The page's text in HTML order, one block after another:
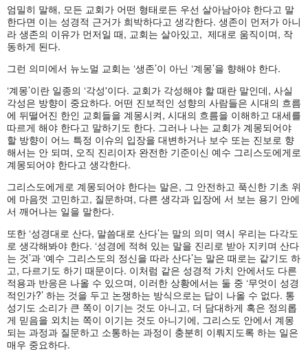
엄밀히 말해, 모든 교회가 어떤 형태로든 우선 살아남아야 한다고 말
한다면 이는 성경적 근거가 희박하다고 생각한다. 생존이 먼저가 아니
라 생존의 이유가 먼저일 때, 교회는 살아있고, 제대로 움직이며, 작
동하게 된다.
그런 의미에서 뉴노멀 교회는 ‘생존’이 아닌 ‘계몽’을 향해야 한다.
‘계몽’이란 일종의 ‘각성'이다. 교회가 각성해야 할 때란 말인데, 사실
각성은 방향이 중요하다. 어떤 진보적인 성향의 사람들은 시대의 흐름
에 뒤떨어진 한인 교회들을 계몽시켜, 시대의 흐름을 이해하고 대세를
따르게 해야 한다고 말하기도 한다. 그러나 나는 교회가 계몽되어야
할 방향이 어느 특정 이슈의 입장을 대변하거나 보수 또는 진보로 향
해서는 안 되며, 오직 진리이자 완전한 기준이신 예수 그리스도에게로
계몽되어야 한다고 생각한다.
그리스도에게로 계몽되어야 한다는 말은, 그 안전하고 푹신한 기초 위
에 마음껏 고민하고, 질문하며, 다른 생각과 입장에 서 보는 용기 안에
서 깨어나는 일을 말한다.
또한 ‘성경대로 산다, 말씀대로 산다’는 말의 의미 역시 우리는 다각도
로 생각해봐야 한다. ‘성경에 적혀 있는 말을 진리로 받아 지키며 산다
는 것’과 ‘예수 그리스도의 정신을 따라 산다’는 말은 때로는 같기도 하
고, 다르기도 하기 때문이다. 이처럼 같은 성경적 가치 안에서도 다른
적용과 반응은 나올 수 있으며, 이러한 상황에서는 둘 중 ‘무엇이 성경
적인가?’ 하는 것을 두고 논쟁하는 방식으로는 답이 나올 수 없다. 통
성기도 소리가 큰 쪽이 이기는 것도 아니고, 더 담대하게 혹은 정의롭
게 믿음을 외치는 쪽이 이기는 것도 아니기에, 그리스도 안에서 계몽
되는 과정과 질문하고 소통하는 과정이 충분히 이뤄지도록 하는 일은
매우 중요하다.